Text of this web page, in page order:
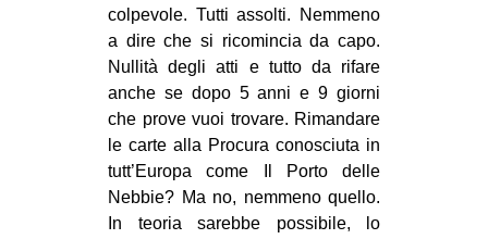
colpevole. Tutti assolti. Nemmeno
a dire che si ricomincia da capo.
Nullità degli atti e tutto da rifare
anche se dopo 5 anni e 9 giorni
che prove vuoi trovare. Rimandare
le carte alla Procura conosciuta in
tutt’Europa come Il Porto delle
Nebbie? Ma no, nemmeno quello.
In teoria sarebbe possibile, lo